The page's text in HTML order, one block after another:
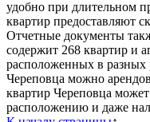
удобно при длительном
квартир предоставляют
Отчетные документы
содержит 268 квартир и
расположенных в разных
Череповца можно
квартир Череповца
расположению и даже